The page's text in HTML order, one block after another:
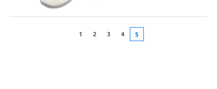
1 2 3 4 5